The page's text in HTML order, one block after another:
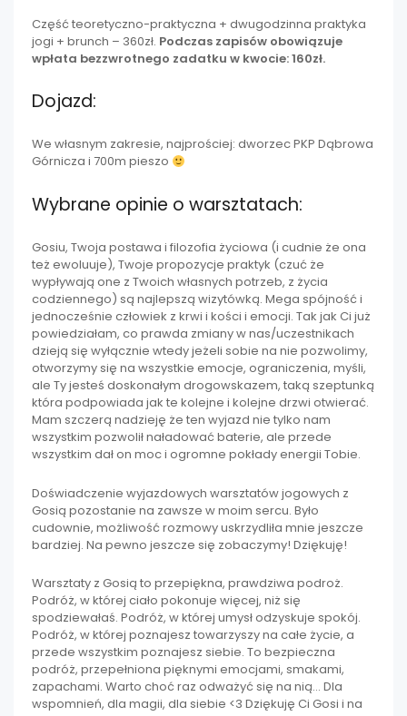
Część teoretyczno-praktyczna + dwugodzinna praktyka
jogi + brunch – 360zł. Podczas zapisów obowiązuje
wpłata bezzwrotnego zadatku w kwocie: 160zł.
Dojazd:
We własnym zakresie, najprościej: dworzec PKP Dąbrowa
Górnicza i 700m pieszo
Wybrane opinie o warsztatach:
Gosiu, Twoja postawa i filozofia życiowa (i cudnie że ona
też ewoluuje), Twoje propozycje praktyk (czuć że
wypływają one z Twoich własnych potrzeb, z życia
codziennego) są najlepszą wizytówką. Mega spójność i
jednocześnie człowiek z krwi i kości i emocji. Tak jak Ci już
powiedziałam, co prawda zmiany w nas/uczestnikach
dzieją się wyłącznie wtedy jeżeli sobie na nie pozwolimy,
otworzymy się na wszystkie emocje, ograniczenia, myśli,
ale Ty jesteś doskonałym drogowskazem, taką szeptunką
która podpowiada jak te kolejne i kolejne drzwi otwierać.
Mam szczerą nadzieję że ten wyjazd nie tylko nam
wszystkim pozwolił naładować baterie, ale przede
wszystkim dał on moc i ogromne pokłady energii Tobie.
Doświadczenie wyjazdowych warsztatów jogowych z
Gosią pozostanie na zawsze w moim sercu. Było
cudownie, możliwość rozmowy uskrzydliła mnie jeszcze
bardziej. Na pewno jeszcze się zobaczymy! Dziękuję!
Warsztaty z Gosią to przepiękna, prawdziwa podroż.
Podróż, w której ciało pokonuje więcej, niż się
spodziewałaś. Podróż, w której umysł odzyskuje spokój.
Podróż, w której poznajesz towarzyszy na całe życie, a
przede wszystkim poznajesz siebie. To bezpieczna
podróż, przepełniona pięknymi emocjami, smakami,
zapachami. Warto choć raz odważyć się na nią… Dla
wspomnień, dla magii, dla siebie <3 Dziękuję Ci Gosi i na